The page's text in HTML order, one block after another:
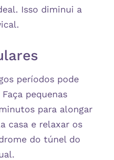
Isso diminui a
períodos pode
pequenas
para alongar
casa e relaxar os
do túnel do